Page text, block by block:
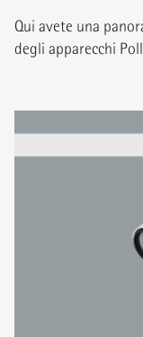
Qui avete una
degli apparecchi